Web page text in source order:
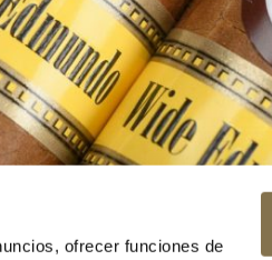
ofrecer funciones de